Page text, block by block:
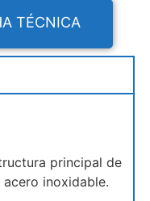
TÉCNICA
principal de
inoxidable.